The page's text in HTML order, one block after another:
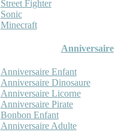
Street Fighter
Sonic
Minecraft
Anniversaire
Anniversaire Enfant
Anniversaire Dinosaure
Anniversaire Licorne
Anniversaire Pirate
Bonbon Enfant
Anniversaire Adulte